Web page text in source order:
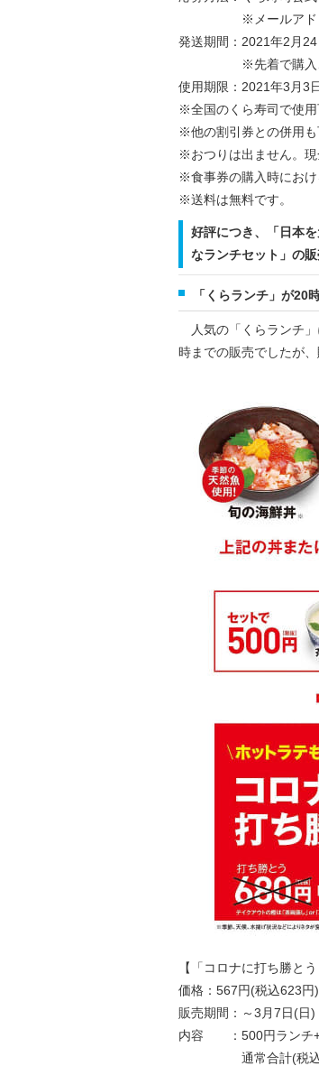
※メールアドレス1
発送期間：2021年2月
※先着で購入、支払
使用期限：2021年3月3
※全国のくら寿司で使
※他の割引券との併用
※おつりは出ません。現
※食事券の購入時におけ
※送料は無料です。
好評につき、「日本
なランチセット」の
「くらランチ」が20
人気の「くらランチ」
時までの販売でしたが
【「コロナに打ち勝と
価格：567円(税込623円)
販売期間：～3月7日(日)
内容 ：500円ランチ+
通常合計(税込748